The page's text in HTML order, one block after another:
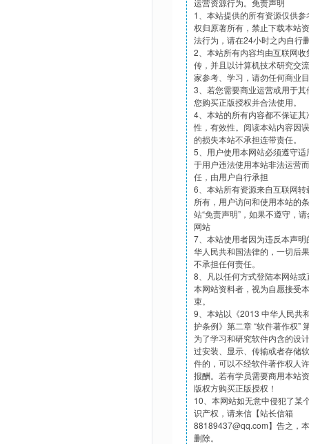
运营资源行为。免责声明
1、本站提供的所有资源仅供
权归原著所有，禁止下载本站
法行为，请在24小时之内自行
2、本站所有内容均由互联网
传，并且以计算机技术研究交
家参考、学习，请勿任何商业
3、若您需要商业运营或用于
您购买正版授权并合法使用。
4、本站的所有内容都不保证
性，有效性。阅读本站内容因
的损失本站不承担连带责任。
5、用户使用本网站必须遵守
于用户违法使用本站非法运营
任，由用户自行承担
6、本站所有资源来自互联网
所有，用户访问和使用本站的
站“免责声明”，如果不遵守，
网站
7、本站使用者因为违反本声
华人民共和国法律的，一切后
不承担任何责任。
8、凡以任何方式登陆本网站
本网站资料者，视为自愿接受
束。
9、本站以《2013 中华人民共
护条例》第二章 “软件著作权”
为了学习和研究软件内含的设
过安装、显示、传输或者存储
件的，可以不经软件著作权人
报酬。若有学员需要商用本站
版权方购买正版授权！
10、本网站如无意中侵犯了某
识产权，请来信【站长信箱
88189437@qq.com】告之，
删除。